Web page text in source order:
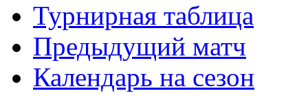
Турнирная таблица
Предыдущий матч
Календарь на сезон